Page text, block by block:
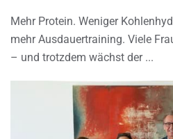
Mehr Protein. Weniger
mehr Ausdauertraining. Viele
– und trotzdem wächst der